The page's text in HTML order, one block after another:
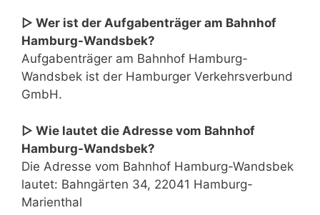
▷ Wer ist der Aufgabenträger am Bahnhof
Hamburg-Wandsbek?
Aufgabenträger am Bahnhof Hamburg-
Wandsbek ist der Hamburger Verkehrsverbund
GmbH.
▷ Wie lautet die Adresse vom Bahnhof
Hamburg-Wandsbek?
Die Adresse vom Bahnhof Hamburg-Wandsbek
lautet: Bahngärten 34, 22041 Hamburg-
Marienthal